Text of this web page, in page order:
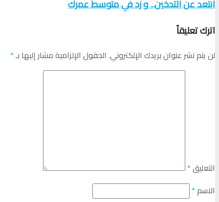
ابتعد عن التدخين.. و زد في متوسط عمرك
اترك تعليقاً
لن يتم نشر عنوان بريدك الإلكتروني. الحقول الإلزامية مشار إليها بـ*
التعليق*
الاسم*